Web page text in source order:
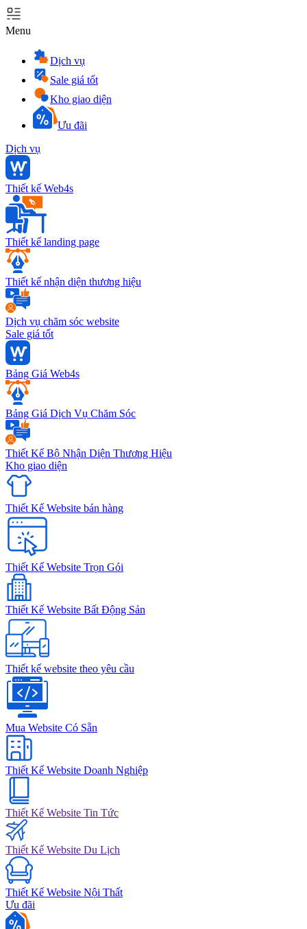
Menu
Dịch vụ
Sale giá tốt
Kho giao diện
Ưu đãi
Dịch vụ
Thiết kế Web4s
Thiết kế landing page
Thiết kế nhận diện thương hiệu
Dịch vụ chăm sóc website
Sale giá tốt
Bảng Giá Web4s
Bảng Giá Dịch Vụ Chăm Sóc
Thiết Kế Bộ Nhận Diện Thương Hiệu
Kho giao diện
Thiết Kế Website bán hàng
Thiết Kế Website Trọn Gói
Thiết Kế Website Bất Động Sản
Thiết kế website theo yêu cầu
Mua Website Có Sẵn
Thiết Kế Website Doanh Nghiệp
Thiết Kế Website Tin Tức
Thiết Kế Website Du Lịch
Thiết Kế Website Nội Thất
Ưu đãi